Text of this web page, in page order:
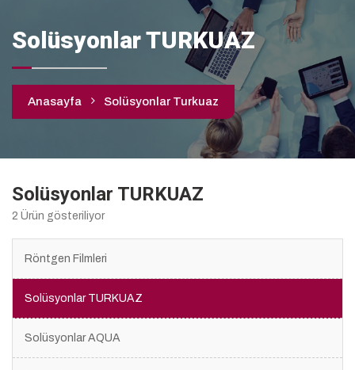
Solüsyonlar TURKUAZ
Anasayfa Solüsyonlar Turkuaz
Solüsyonlar TURKUAZ
2 Ürün gösteriliyor
Röntgen Filmleri
Solüsyonlar TURKUAZ
Solüsyonlar AQUA